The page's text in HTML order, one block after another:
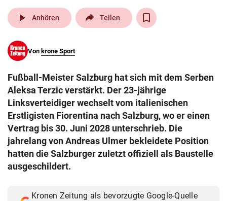
pin_drop
Wien arrow_right
search
eingeben
© Krone Multimedia GmbH & Co KG 2026
Muthgasse 2, 1190 Wien
play_arrow Anhören Teilen
Von krone Sport
Fußball-Meister Salzburg hat sich mit dem Serben
Aleksa Terzic verstärkt. Der 23-jährige
Linksverteidiger wechselt vom italienischen
Erstligisten Fiorentina nach Salzburg, wo er einen
Vertrag bis 30. Juni 2028 unterschrieb. Die
jahrelang von Andreas Ulmer bekleidete Position
hatten die Salzburger zuletzt offiziell als Baustelle
ausgeschildert.
Kronen Zeitung als bevorzugte Google-Quelle